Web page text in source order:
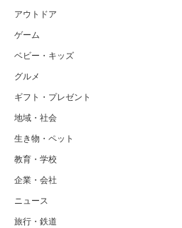
アウトドア
ゲーム
ベビー・キッズ
グルメ
ギフト・プレゼント
地域・社会
生き物・ペット
教育・学校
企業・会社
ニュース
旅行・鉄道